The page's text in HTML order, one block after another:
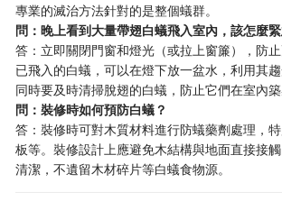
專業的滅治方法針對的是整個蟻群。
問：晚上看到大量帶翅白蟻飛入室內，該怎麼
答：立即關閉門窗和燈光（或拉上窗簾），防
已飛入的白蟻，可以在燈下放一盆水，利用其趨
同時要及時清掃脫翅的白蟻，防止它們在室內築
問：裝修時如何預防白蟻？
答：裝修時可對木質材料進行防蟻藥劑處理，
板等。裝修設計上應避免木結構與地面直接接
清潔，不遺留木材碎片等白蟻食物源。